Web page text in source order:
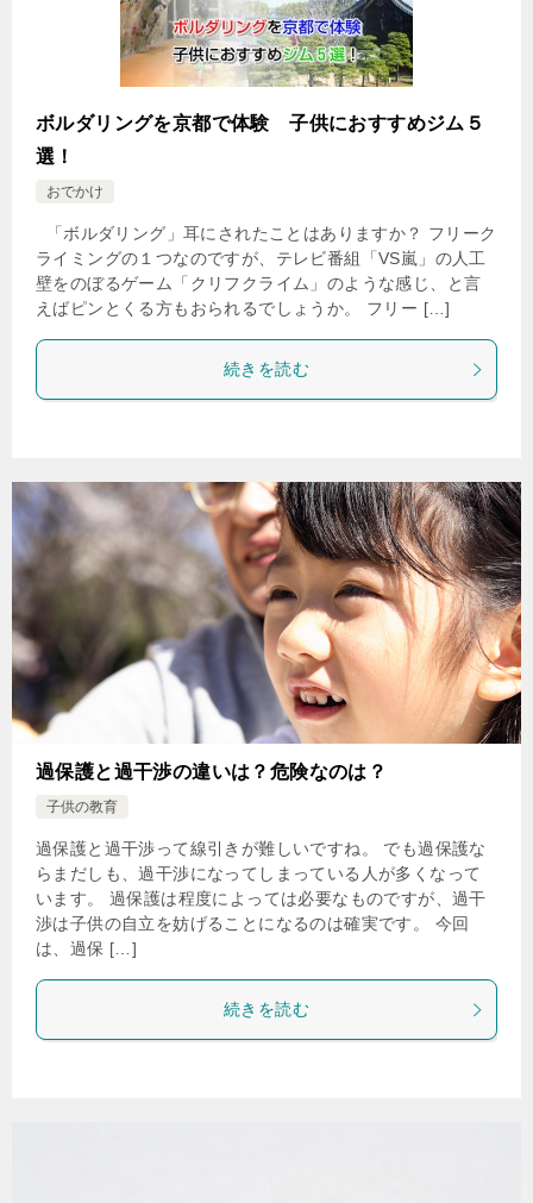
ボルダリングを京都で体験 子供におすすめジム５
選！
おでかけ
「ボルダリング」耳にされたことはありますか？ フリーク
ライミングの１つなのですが、テレビ番組「VS嵐」の人工
壁をのぼるゲーム「クリフクライム」のような感じ、と言
えばピンとくる方もおられるでしょうか。 フリー […]
続きを読む
過保護と過干渉の違いは？危険なのは？
子供の教育
過保護と過干渉って線引きが難しいですね。 でも過保護な
らまだしも、過干渉になってしまっている人が多くなって
います。 過保護は程度によっては必要なものですが、過干
渉は子供の自立を妨げることになるのは確実です。 今回
は、過保 […]
続きを読む